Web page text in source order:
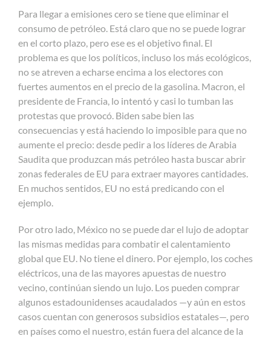
Para llegar a emisiones cero se tiene que eliminar el
consumo de petróleo. Está claro que no se puede lograr
en el corto plazo, pero ese es el objetivo final. El
problema es que los políticos, incluso los más ecológicos,
no se atreven a echarse encima a los electores con
fuertes aumentos en el precio de la gasolina. Macron, el
presidente de Francia, lo intentó y casi lo tumban las
protestas que provocó. Biden sabe bien las
consecuencias y está haciendo lo imposible para que no
aumente el precio: desde pedir a los líderes de Arabia
Saudita que produzcan más petróleo hasta buscar abrir
zonas federales de EU para extraer mayores cantidades.
En muchos sentidos, EU no está predicando con el
ejemplo.
Por otro lado, México no se puede dar el lujo de adoptar
las mismas medidas para combatir el calentamiento
global que EU. No tiene el dinero. Por ejemplo, los coches
eléctricos, una de las mayores apuestas de nuestro
vecino, continúan siendo un lujo. Los pueden comprar
algunos estadounidenses acaudalados —y aún en estos
casos cuentan con generosos subsidios estatales—, pero
en países como el nuestro, están fuera del alcance de la